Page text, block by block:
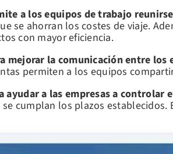
a los equipos de trabajo
se ahorran los costes de viaje.
con mayor eficiencia.
mejorar la comunicación entre los
permiten a los equipos
a las empresas a controlar
cumplan los plazos